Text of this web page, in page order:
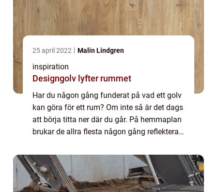
25 april 2022 Malin Lindgren
inspiration
Designgolv lyfter rummet
Har du någon gång funderat på vad ett golv
kan göra för ett rum? Om inte så är det dags
att börja titta ner där du går. På hemmaplan
brukar de allra flesta någon gång reflektera
ska lägga in ett nytt golv,...